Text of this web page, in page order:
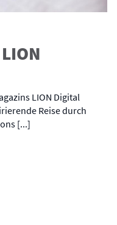
LION Digital
Reise durch
[...]